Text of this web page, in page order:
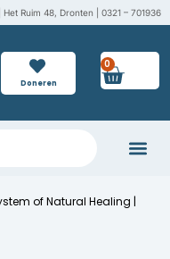
Ruim 48, Dronten | 0321 – 701936
Doneren
0
of Natural Healing |